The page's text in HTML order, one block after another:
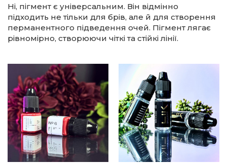
Ні, пігмент є універсальним. Він відмінно
підходить не тільки для брів, але й для створення
перманентного підведення очей. Пігмент лягає
рівномірно, створюючи чіткі та стійкі лінії.